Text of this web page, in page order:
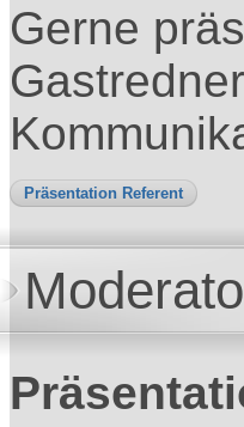
Gerne
Präsentation Referent